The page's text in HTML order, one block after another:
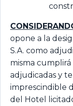
opone a la
S.A. como
misma cumplirá
adjudicadas y
imprescindible
del Hotel